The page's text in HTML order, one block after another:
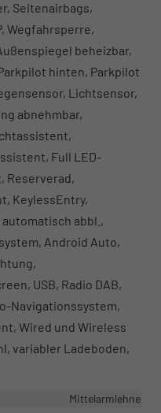
Seitenairbags,
Wegfahrsperre,
beheizbar,
hinten, Parkpilot
Lichtsensor,
abnehmbar,
Full LED-
Reserverad,
KeylessEntry,
abbl.,
Android Auto,
USB, Radio DAB,
Navigationssystem,
Wired und Wireless
variabler Ladeboden,
Mittelarmlehne